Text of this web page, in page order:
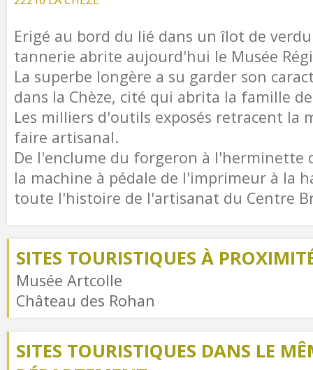
Erigé au bord du lié dans un îlot de
tannerie abrite aujourd'hui le Musée
La superbe longère a su garder son
dans la Chèze, cité qui abrita la famille
Les milliers d'outils exposés retracent la
faire artisanal.
De l'enclume du forgeron à l'herminette
la machine à pédale de l'imprimeur à la
toute l'histoire de l'artisanat du Centre
SITES TOURISTIQUES À
Musée Artcolle
Château des Rohan
SITES TOURISTIQUES DANS LE